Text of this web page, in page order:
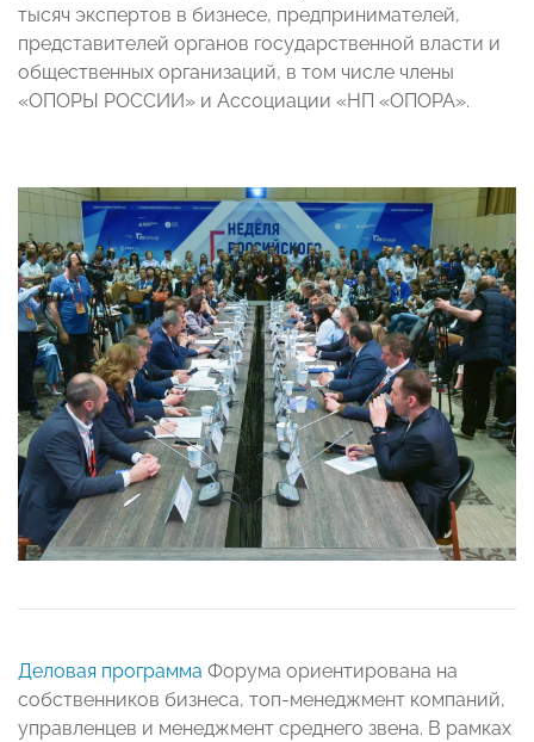
тысяч экспертов в бизнесе, предпринимателей,
представителей органов государственной власти и
общественных организаций, в том числе члены
«ОПОРЫ РОССИИ» и Ассоциации «НП «ОПОРА».
Деловая программа Форума ориентирована на
собственников бизнеса, топ-менеджмент компаний,
управленцев и менеджмент среднего звена. В рамках